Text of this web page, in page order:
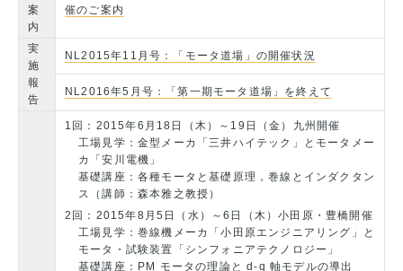
案
内
催のご案内
実
施
報
告
NL2015年11月号：「モータ道場」の開催状況
NL2016年5月号：「第一期モータ道場」を終えて
1回：2015年6月18日（木）～19日（金）九州開催
工場見学：金型メーカ「三井ハイテック」とモータメー
カ「安川電機」
基礎講座：各種モータと基礎原理，巻線とインダクタン
ス（講師：森本雅之教授）
2回：2015年8月5日（水）～6日（木）小田原・豊橋開催
工場見学：巻線機メーカ「小田原エンジニアリング」と
モータ・試験装置「シンフォニアテクノロジー」
基礎講座：PM モータの理論と d-q 軸モデルの導出